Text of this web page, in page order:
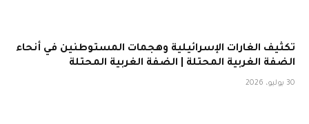
تكثيف الغارات الإسرائيلية وهجمات المستوطنين في أنحاء
الضفة الغربية المحتلة | الضفة الغربية المحتلة
30 يوليو، 2026